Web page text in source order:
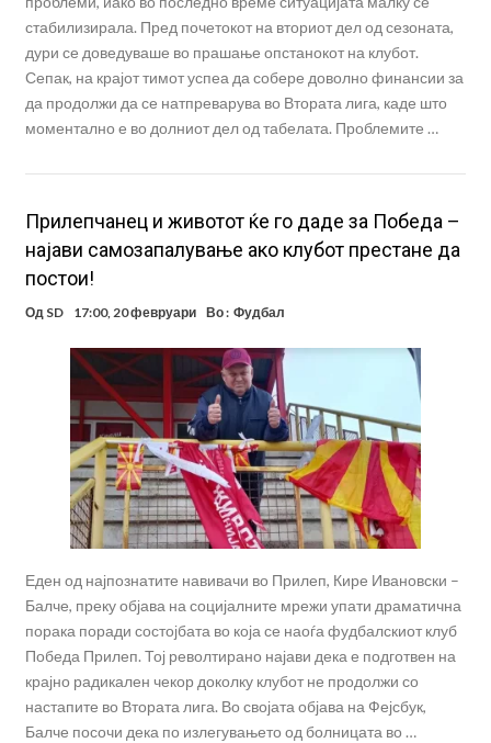
стабилизирала. Пред почетокот на вториот дел од сезоната,
дури се доведуваше во прашање опстанокот на клубот.
Сепак, на крајот тимот успеа да собере доволно финансии за
да продолжи да се натпреварува во Втората лига, каде што
моментално е во долниот дел од табелата. Проблемите …
Прилепчанец и животот ќе го даде за Победа –
најави самозапалување ако клубот престане да
постои!
Од SD 17:00, 20 февруари Во : Фудбал
Еден од најпознатите навивачи во Прилеп, Кире Ивановски –
Балче, преку објава на социјалните мрежи упати драматична
порака поради состојбата во која се наоѓа фудбалскиот клуб
Победа Прилеп. Тој револтирано најави дека е подготвен на
крајно радикален чекор доколку клубот не продолжи со
настапите во Втората лига. Во својата објава на Фејсбук,
Балче посочи дека по излегувањето од болницата во …